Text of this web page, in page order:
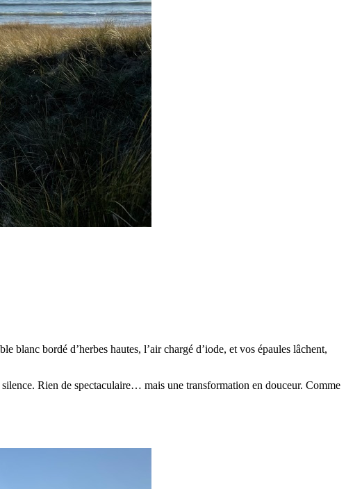
blanc bordé d’herbes hautes, l’air chargé d’iode, et vos épaules lâchent,
Rien de spectaculaire… mais une transformation en douceur. Comme